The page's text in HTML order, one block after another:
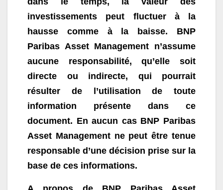
investissements peut fluctuer à la
hausse comme à la baisse. BNP
Paribas Asset Management n’assume
aucune responsabilité, qu’elle soit
directe ou indirecte, qui pourrait
résulter de l’utilisation de toute
information présente dans ce
document. En aucun cas BNP Paribas
Asset Management ne peut être tenue
responsable d’une décision prise sur la
base de ces informations.